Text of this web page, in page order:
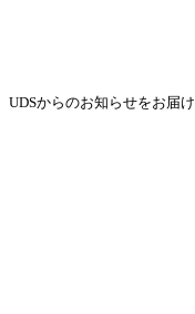
UDSからのお知らせをお届